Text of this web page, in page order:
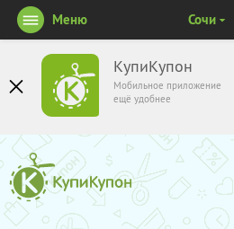
КупиКупон
Мобильное приложение
ещё удобнее
Меню Сочи